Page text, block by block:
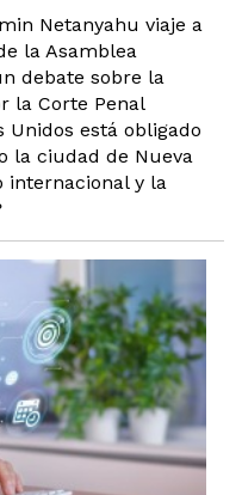
Netanyahu viaje a
la Asamblea
debate sobre la
la Corte Penal
Unidos está obligado
la ciudad de Nueva
internacional y la